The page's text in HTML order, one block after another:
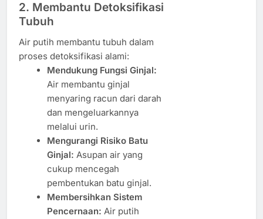
2. Membantu Detoksifikasi
Tubuh
Air putih membantu tubuh dalam
proses detoksifikasi alami:
Mendukung Fungsi Ginjal:
Air membantu ginjal
menyaring racun dari darah
dan mengeluarkannya
melalui urin.
Mengurangi Risiko Batu
Ginjal: Asupan air yang
cukup mencegah
pembentukan batu ginjal.
Membersihkan Sistem
Pencernaan: Air putih